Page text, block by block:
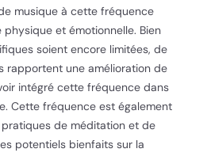
musique à cette fréquence
et émotionnelle. Bien
soient encore limitées, de
rapportent une amélioration de
intégré cette fréquence dans
Cette fréquence est également
de méditation et de
potentiels bienfaits sur la